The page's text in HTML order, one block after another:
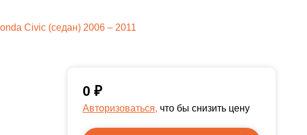
Civic (седан) 2006 – 2011
0 ₽
Авторизоваться, что бы снизить цену